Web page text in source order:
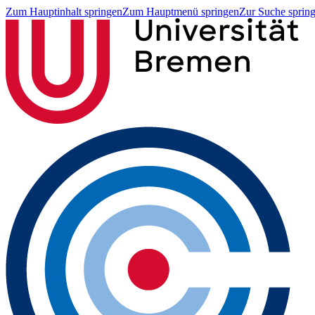
Zum Hauptinhalt springenZum Hauptmenü springenZur Suche